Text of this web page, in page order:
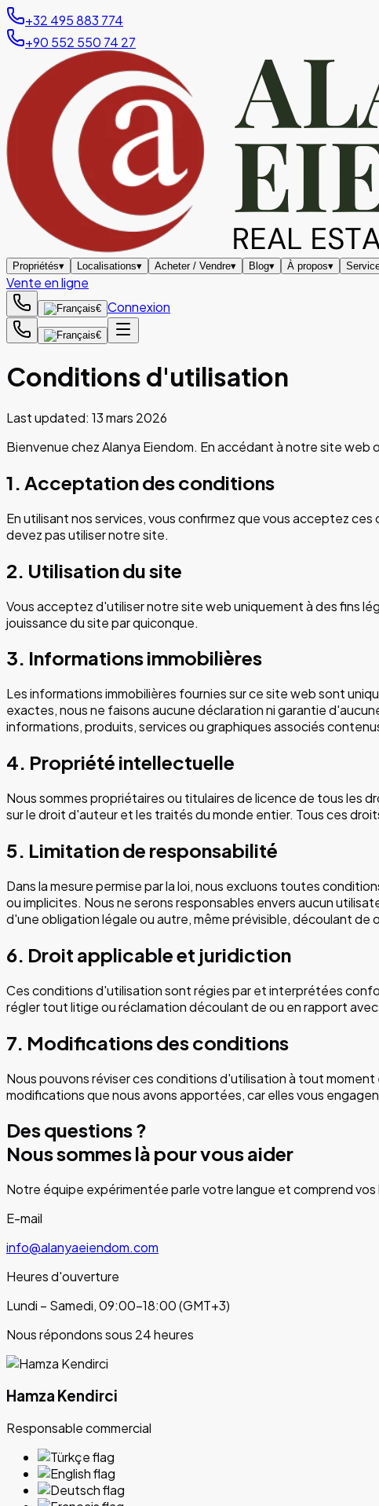
+32 495 883 774
+90 552 550 74 27
Propriétés▾ Localisations▾ Acheter / Vendre▾ Blog▾ À propos▾
Vente en ligne
€ Connexion
€
Conditions d'utilisation
Last updated: 13 mars 2026
Bienvenue chez Alanya Eiendom. En accédant à notre site
1. Acceptation des conditions
En utilisant nos services, vous confirmez que vous acceptez
devez pas utiliser notre site.
2. Utilisation du site
Vous acceptez d'utiliser notre site web uniquement à des fins
jouissance du site par quiconque.
3. Informations immobilières
Les informations immobilières fournies sur ce site web sont
exactes, nous ne faisons aucune déclaration ni garantie
informations, produits, services ou graphiques associés
4. Propriété intellectuelle
Nous sommes propriétaires ou titulaires de licence de tous les
sur le droit d'auteur et les traités du monde entier. Tous ces
5. Limitation de responsabilité
Dans la mesure permise par la loi, nous excluons toutes
ou implicites. Nous ne serons responsables envers aucun
d'une obligation légale ou autre, même prévisible, découlant
6. Droit applicable et juridiction
Ces conditions d'utilisation sont régies par et interprétées
régler tout litige ou réclamation découlant de ou en rapport
7. Modifications des conditions
Nous pouvons réviser ces conditions d'utilisation à tout
modifications que nous avons apportées, car elles vous
Des questions ?
Nous sommes là pour vous aider
Notre équipe expérimentée parle votre langue et comprend
E-mail
info@alanyaeiendom.com
Heures d'ouverture
Lundi – Samedi, 09:00–18:00 (GMT+3)
Nous répondons sous 24 heures
Hamza Kendirci
Responsable commercial